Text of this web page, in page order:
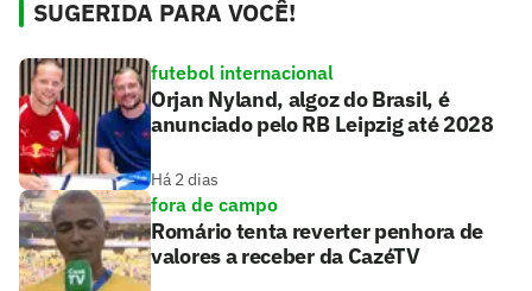
SUGERIDA PARA VOCÊ!
futebol internacional
Orjan Nyland, algoz do Brasil, é
anunciado pelo RB Leipzig até 2028
Há 2 dias
fora de campo
Romário tenta reverter penhora de
valores a receber da CazéTV